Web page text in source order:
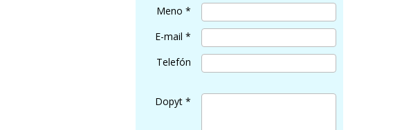
148,90 €
Meno *
E-mail *
Telefón
Dopyt *